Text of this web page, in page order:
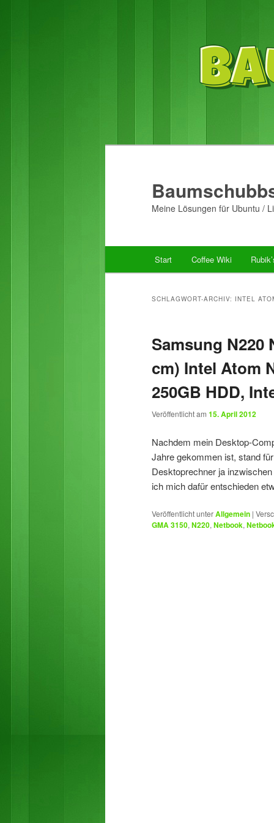
Meine Lösungen für Ubuntu /
Zum
springen
Zum
springen
Start Coffee Wiki
SCHLAGWORT-ARCHIV: INTEL
Samsung N220
cm) Intel Atom
250GB HDD,
Veröffentlicht am 15. April 2012
Nachdem mein Desktop-
Jahre gekommen ist, stand
Desktoprechner ja
ich mich dafür entschieden
Veröffentlicht unterAllgemein |
GMA 3150, N220, Netbook,